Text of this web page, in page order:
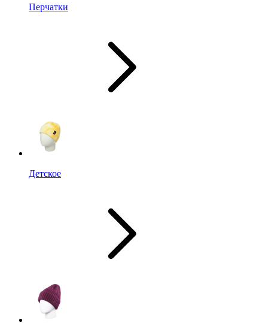
Перчатки
Детское